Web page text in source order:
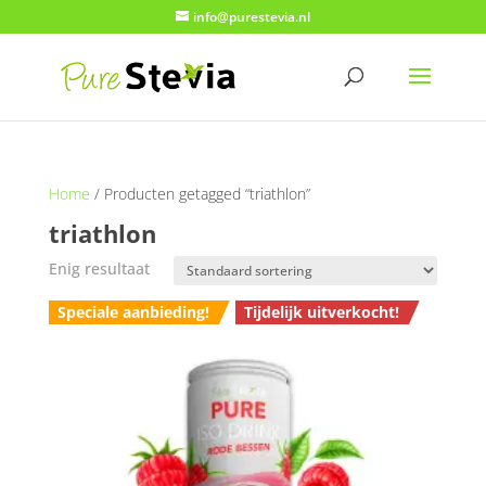
info@purestevia.nl
Home / Producten getagged “triathlon”
triathlon
Enig resultaat
Speciale aanbieding! Tijdelijk uitverkocht!